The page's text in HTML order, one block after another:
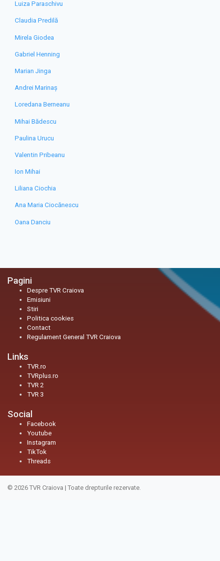
Luiza Paraschivu
Claudia Predilă
Mirela Giodea
Gabriel Henning
Marian Jinga
Andrei Marinaș
Loredana Berneanu
Mihai Bădescu
Paulina Urucu
Valentin Pribeanu
Ion Mihai
Liliana Ciochia
Ana Maria Ciocănescu
Oana Danciu
Pagini
Despre TVR Craiova
Emisiuni
Stiri
Politica cookies
Contact
Regulament General TVR Craiova
Links
TVR.ro
TVRplus.ro
TVR 2
TVR 3
Social
Facebook
Youtube
Instagram
TikTok
Threads
© 2026 TVR Craiova | Toate drepturile rezervate.